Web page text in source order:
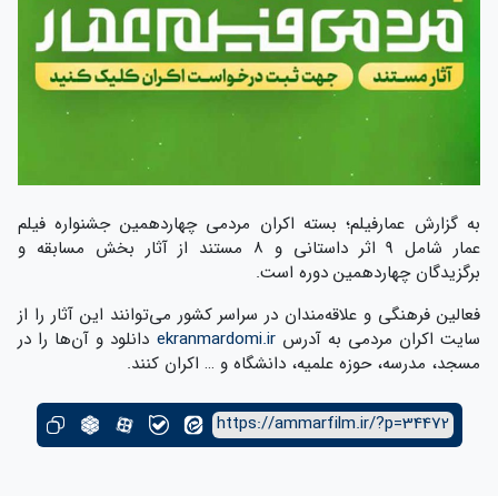
به گزارش عمارفیلم؛ بسته اکران مردمی چهاردهمین جشنواره فیلم
عمار شامل ۹ اثر داستانی و ۸ مستند از آثار بخش مسابقه و
برگزیدگان چهاردهمین دوره است.
فعالین فرهنگی و علاقه‌مندان در سراسر کشور می‌توانند این آثار را از
سایت اکران مردمی به آدرسekranmardomi.ir دانلود و آن‌ها را در
مسجد، مدرسه، حوزه علمیه، دانشگاه و … اکران کنند.
https://ammarfilm.ir/?p=34472